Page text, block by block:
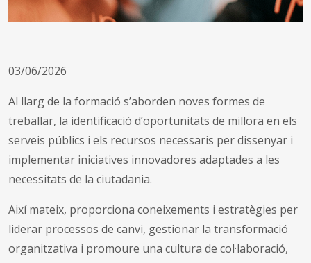
03/06/2026
Al llarg de la formació s’aborden noves formes de
treballar, la identificació d’oportunitats de millora en els
serveis públics i els recursos necessaris per dissenyar i
implementar iniciatives innovadores adaptades a les
necessitats de la ciutadania.
Així mateix, proporciona coneixements i estratègies per
liderar processos de canvi, gestionar la transformació
organitzativa i promoure una cultura de col·laboració,